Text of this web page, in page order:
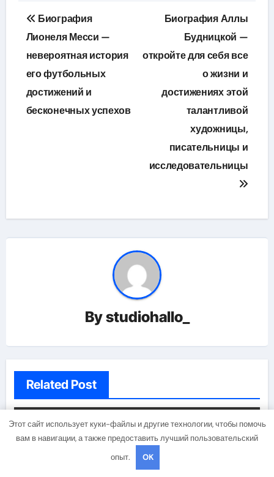
Навигация
по
записям
Биография
Лионеля Месси —
невероятная история
его футбольных
достижений и
бесконечных успехов
Биография Аллы
Будницкой —
откройте для себя все
о жизни и
достижениях этой
талантливой
художницы,
писательницы и
исследовательницы
Bystudiohallo_
Related Post
Uncategorised
Этот сайт использует куки-файлы и другие технологии, чтобы помочь
вам в навигации, а также предоставить лучший пользовательский
опыт.
OK